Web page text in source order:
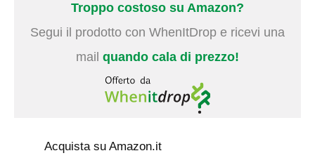
Troppo costoso su Amazon?
Segui il prodotto con WhenItDrop e ricevi una
mail quando cala di prezzo!
Acquista su Amazon.it